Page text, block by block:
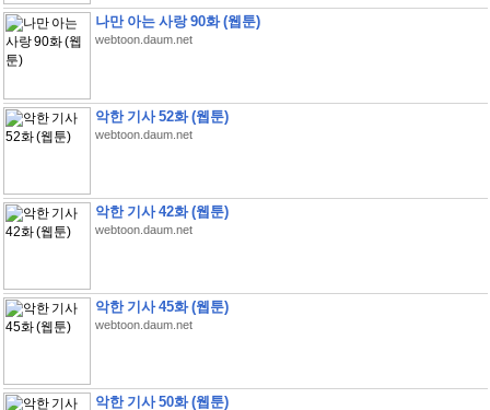
나만 아는 사랑 90화 (웹툰)
webtoon.daum.net
악한 기사 52화 (웹툰)
webtoon.daum.net
악한 기사 42화 (웹툰)
webtoon.daum.net
악한 기사 45화 (웹툰)
webtoon.daum.net
악한 기사 50화 (웹툰)